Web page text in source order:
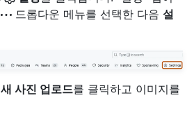
드롭다운 메뉴를 선택한 다음 설
새 사진 업로드를 클릭하고 이미지를